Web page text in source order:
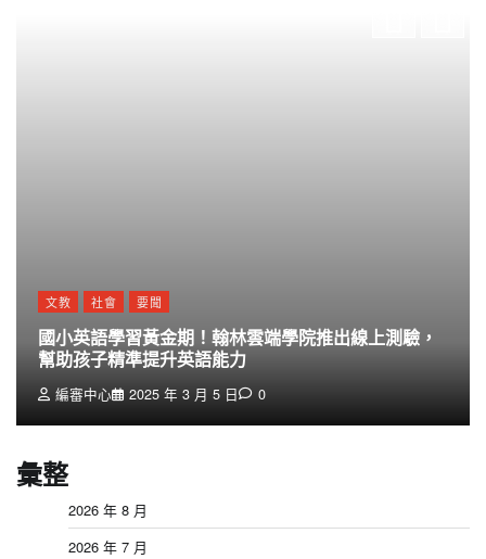
文教 社會 要聞
國小英語學習黃金期！翰林雲端學院推出線上測驗，
幫助孩子精準提升英語能力
編審中心 2025 年 3 月 5 日 0
彙整
2026 年 8 月
2026 年 7 月